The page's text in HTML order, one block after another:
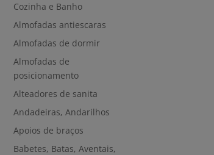
Cozinha e Banho
Almofadas antiescaras
Almofadas de dormir
Almofadas de
posicionamento
Alteadores de sanita
Andadeiras, Andarilhos
Apoios de braços
Babetes, Batas, Aventais,